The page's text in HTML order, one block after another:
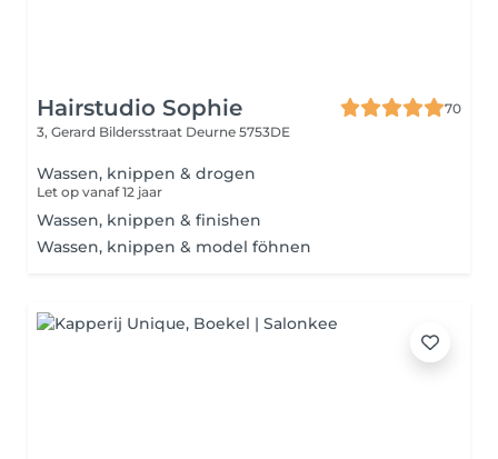
Hairstudio Sophie
70
3, Gerard Bildersstraat Deurne 5753DE
Wassen, knippen & drogen
Let op vanaf 12 jaar
Wassen, knippen & finishen
Wassen, knippen & model föhnen